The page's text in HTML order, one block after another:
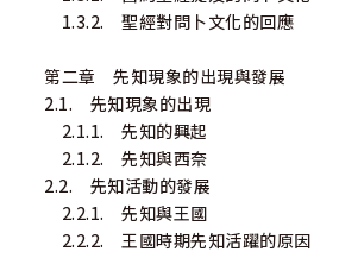
1.3.2. 聖經對問卜文化的回應
第二章 先知現象的出現與發展
2.1. 先知現象的出現
2.1.1. 先知的興起
2.1.2. 先知與西奈
2.2. 先知活動的發展
2.2.1. 先知與王國
2.2.2. 王國時期先知活躍的原因